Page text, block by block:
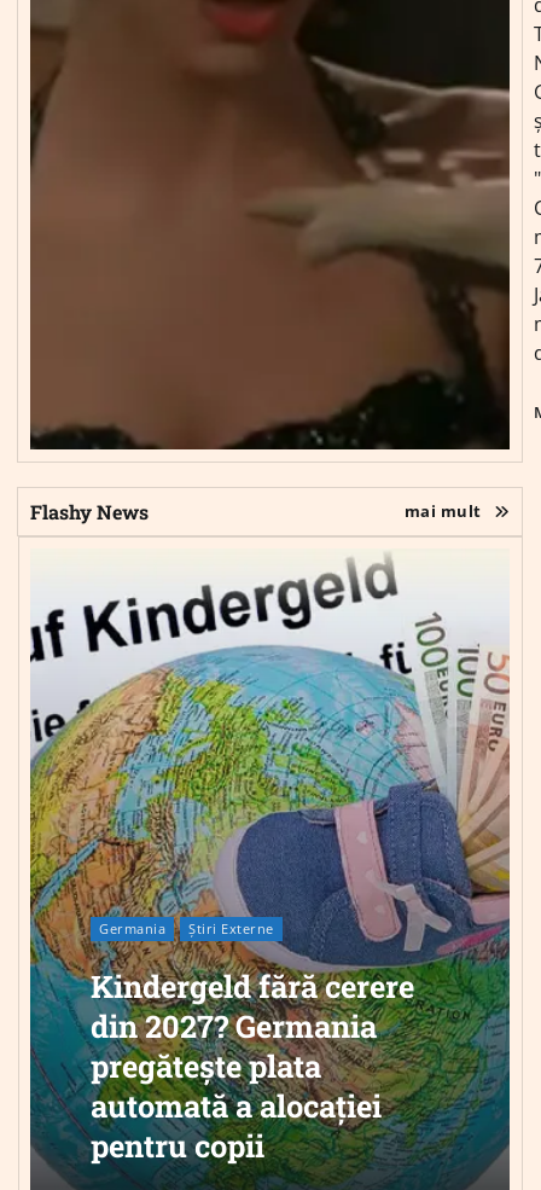
Flashy News mai mult
Germania Știri Externe
Kindergeld fără cerere
din 2027? Germania
pregătește plata
automată a alocației
pentru copii